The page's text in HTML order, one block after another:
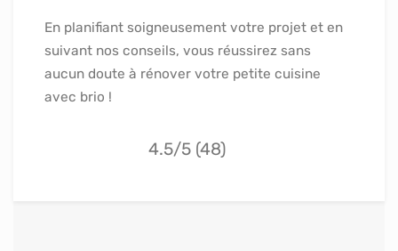
En planifiant soigneusement votre projet et en
suivant nos conseils, vous réussirez sans
aucun doute à rénover votre petite cuisine
avec brio !
4.5/5 (48)